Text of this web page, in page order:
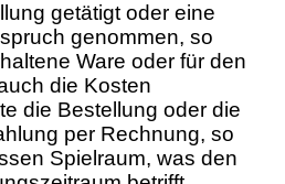
getätigt oder eine
genommen, so
Ware oder für den
die Kosten
die Bestellung oder die
per Rechnung, so
Spielraum, was den